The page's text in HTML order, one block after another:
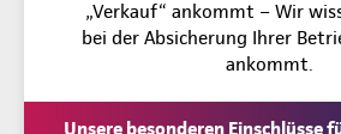
„Verkauf“ ankommt – Wir
bei der Absicherung Ihrer
ankommt.
Unsere besonderen Einschlüsse